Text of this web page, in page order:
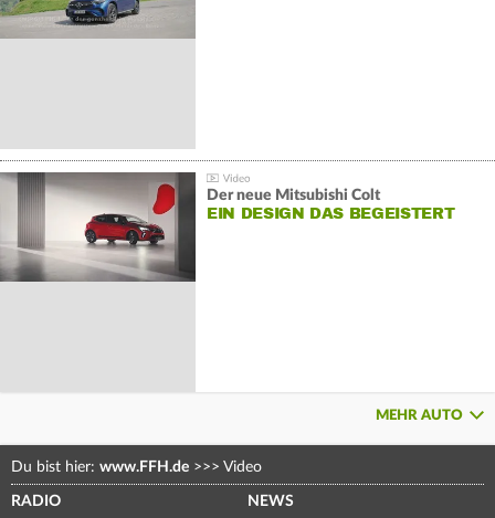
Der neue Mitsubishi Colt
EIN DESIGN DAS BEGEISTERT
MEHR AUTO
Du bist hier: www.FFH.de >>> Video
RADIO NEWS